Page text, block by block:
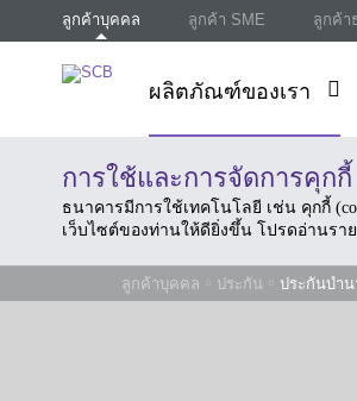
ลูกค้าบุคคล ลูกค้า SME ลูกค้า
ผลิตภัณฑ์ของเรา
การใช้และการจัดการคุกกี้
ธนาคารมีการใช้เทคโนโลยี เช่น คุกกี้
เว็บไซต์ของท่านให้ดียิ่งขึ้น โปรดอ่านราย
ลูกค้าบุคคล ประกัน ประกันบำ